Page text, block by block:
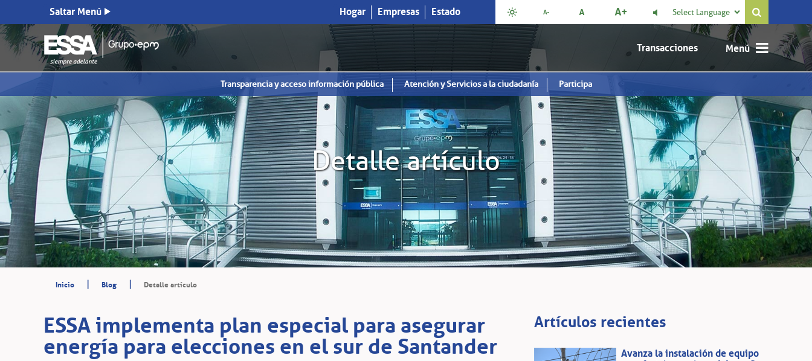
Saltar Menú Hogar Empresas Estado Select Language 
Transacciones
Transparencia y acceso información pública Atención y Servicios a la ciudadanía Participa
Detalle artículo
Inicio | Blog | Detalle artículo
ESSA implementa plan especial para asegurar
energía para elecciones en el sur de Santander
Artículos recientes
Avanza la instalación de equipo